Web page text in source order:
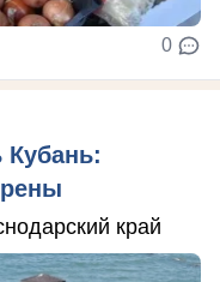
0
Кубань:
край